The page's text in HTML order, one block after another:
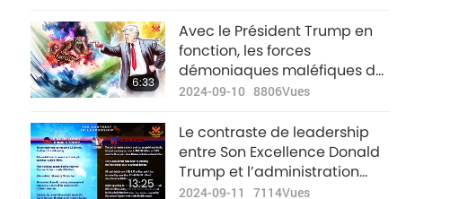
6:33
Avec le Président Trump en
fonction, les forces
démoniaques maléfiques de
la Maison-Blanche des États-
2024-09-10 8806Vues
13:25
Le contraste de leadership
entre Son Excellence Donald
Trump et l’administration
Biden-Harris
2024-09-11 7114Vues